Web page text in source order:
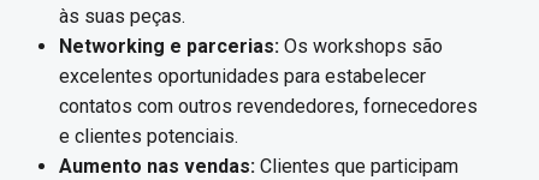
às suas peças.
Networking e parcerias: Os workshops são
excelentes oportunidades para estabelecer
contatos com outros revendedores, fornecedores
e clientes potenciais.
Aumento nas vendas: Clientes que participam